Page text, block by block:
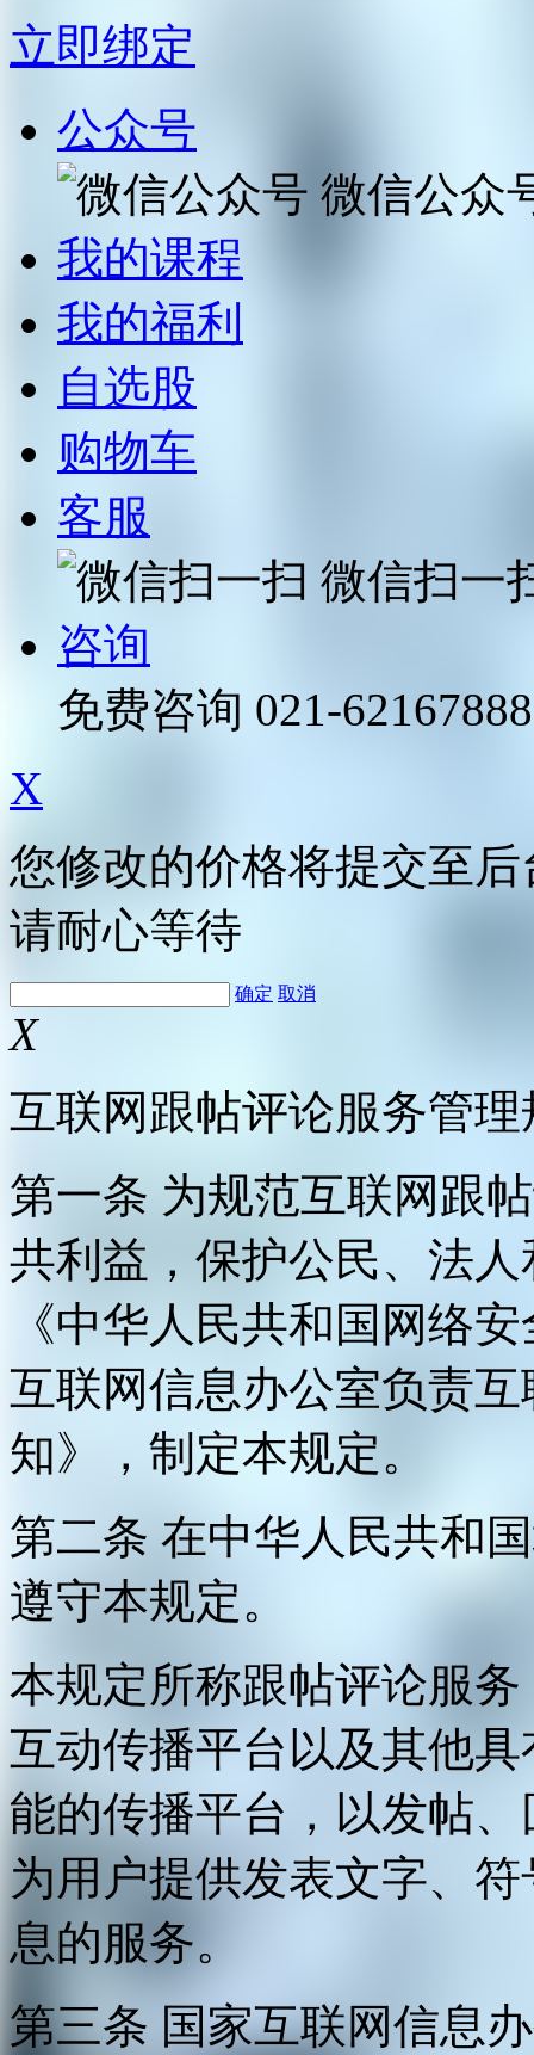
立即绑定
公众号
微信公众
我的课程
我的福利
自选股
购物车
客服
微信扫一
咨询
免费咨询 021-62167888
X
您修改的价格将提交至
请耐心等待
确定 取消
X
互联网跟帖评论服务管理
第一条 为规范互联网跟
共利益，保护公民、法
《中华人民共和国网络
互联网信息办公室负责
知》，制定本规定。
第二条 在中华人民共和
遵守本规定。
本规定所称跟帖评论服
互动传播平台以及其他
能的传播平台，以发帖
为用户提供发表文字、
息的服务。
第三条 国家互联网信息